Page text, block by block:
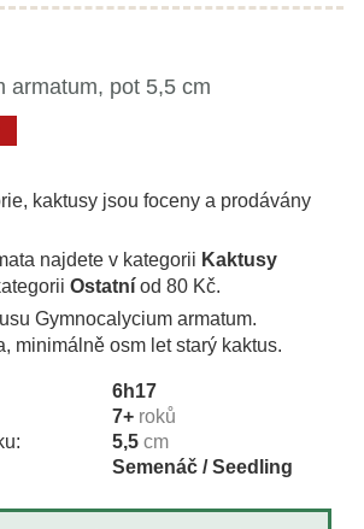
armatum, pot 5,5 cm
kaktusy jsou foceny a prodávány
najdete v kategorii Kaktusy
Ostatní od 80 Kč.
Gymnocalycium armatum.
minimálně osm let starý kaktus.
6h17
7+ roků
5,5 cm
Semenáč / Seedling